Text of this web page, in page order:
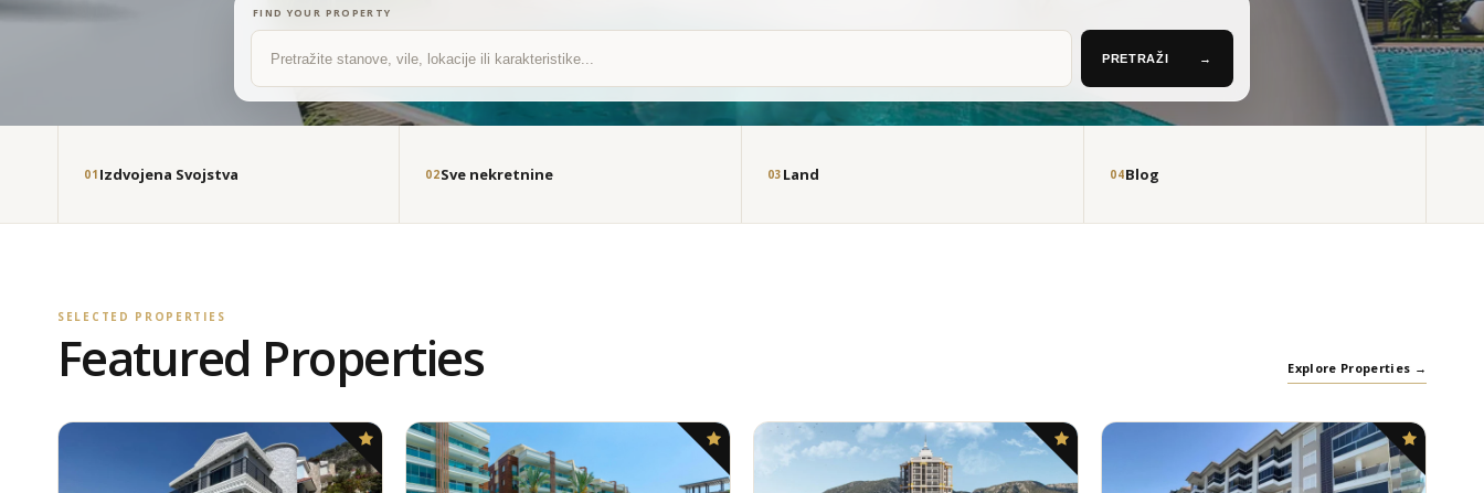
FIND YOUR PROPERTY
Pretraži
PRETRAŽI →
01 Izdvojena Svojstva 02Sve nekretnine 03 Land 04Blog
SELECTED PROPERTIES
Featured Properties Explore Properties →